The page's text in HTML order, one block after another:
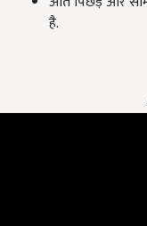
है.